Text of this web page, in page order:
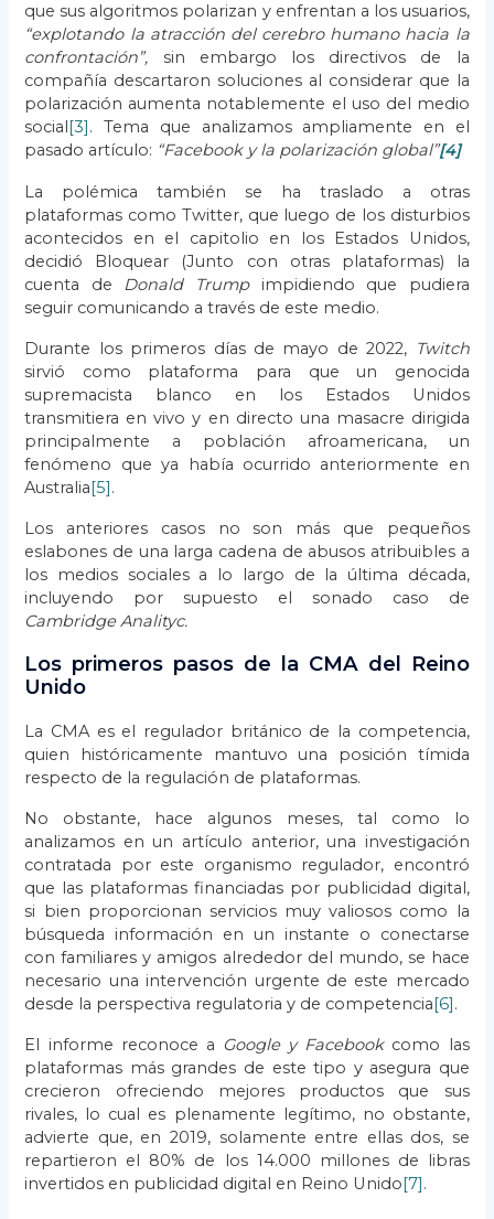
que sus algoritmos polarizan y enfrentan a los usuarios,
“explotando la atracción del cerebro humano hacia la
confrontación”, sin embargo los directivos de la
compañía descartaron soluciones al considerar que la
polarización aumenta notablemente el uso del medio
social[3]. Tema que analizamos ampliamente en el
pasado artículo: “Facebook y la polarización global”[4]
La polémica también se ha traslado a otras
plataformas como Twitter, que luego de los disturbios
acontecidos en el capitolio en los Estados Unidos,
decidió Bloquear (Junto con otras plataformas) la
cuenta de Donald Trumpimpidiendo que pudiera
seguir comunicando a través de este medio.
Durante los primeros días de mayo de 2022, Twitch
sirvió como plataforma para que un genocida
supremacista blanco en los Estados Unidos
transmitiera en vivo y en directo una masacre dirigida
principalmente a población afroamericana, un
fenómeno que ya había ocurrido anteriormente en
Australia[5].
Los anteriores casos no son más que pequeños
eslabones de una larga cadena de abusos atribuibles a
los medios sociales a lo largo de la última década,
incluyendo por supuesto el sonado caso de
Cambridge Analityc.
Los primeros pasos de la CMA del Reino
Unido
La CMA es el regulador británico de la competencia,
quien históricamente mantuvo una posición tímida
respecto de la regulación de plataformas.
No obstante, hace algunos meses, tal como lo
analizamos en un artículo anterior, una investigación
contratada por este organismo regulador, encontró
que las plataformas financiadas por publicidad digital,
si bien proporcionan servicios muy valiosos como la
búsqueda información en un instante o conectarse
con familiares y amigos alrededor del mundo, se hace
necesario una intervención urgente de este mercado
desde la perspectiva regulatoria y de competencia[6].
El informe reconoce a Google y Facebookcomo las
plataformas más grandes de este tipo y asegura que
crecieron ofreciendo mejores productos que sus
rivales, lo cual es plenamente legítimo, no obstante,
advierte que, en 2019, solamente entre ellas dos, se
repartieron el 80% de los 14.000 millones de libras
invertidos en publicidad digital en Reino Unido[7].